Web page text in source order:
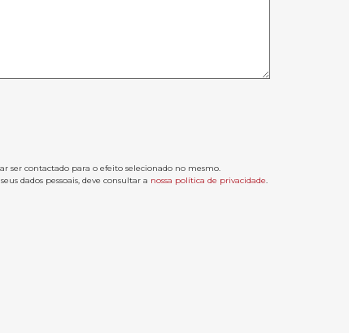
ser contactado para o efeito selecionado no mesmo.
dados pessoais, deve consultar a nossa política de privacidade.